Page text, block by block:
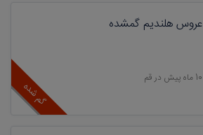
گم شده
عروس هلندیم گمشده
10 ماه پیش در قم